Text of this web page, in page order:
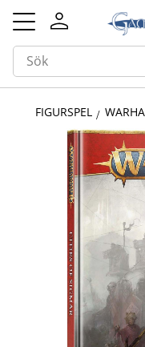
Meny
FIGURSPEL